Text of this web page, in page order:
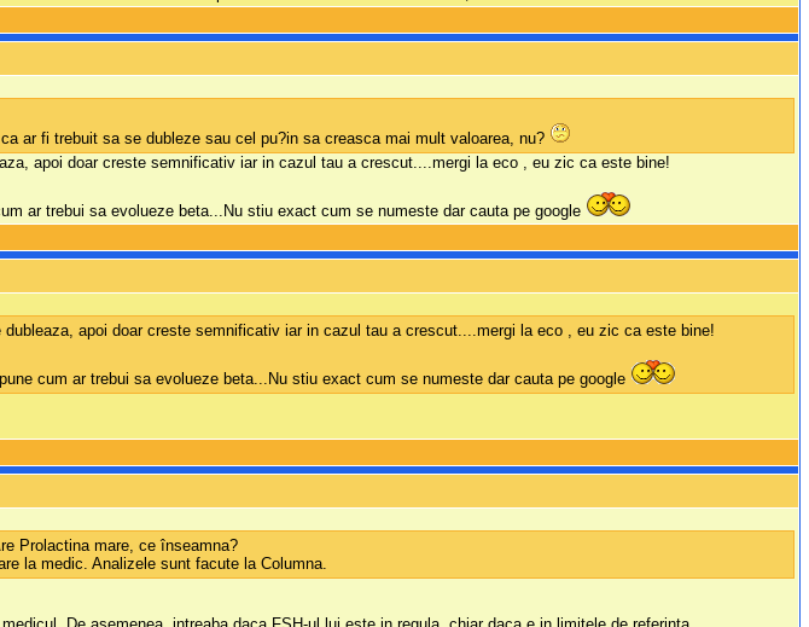
ar fi trebuit sa se dubleze sau cel pu?in sa creasca mai mult valoarea, nu?
apoi doar creste semnificativ iar in cazul tau a crescut....mergi la eco , eu zic ca este bine!
ar trebui sa evolueze beta...Nu stiu exact cum se numeste dar cauta pe google
apoi doar creste semnificativ iar in cazul tau a crescut....mergi la eco , eu zic ca este bine!
cum ar trebui sa evolueze beta...Nu stiu exact cum se numeste dar cauta pe google
Prolactina mare, ce înseamna?
la medic. Analizele sunt facute la Columna.